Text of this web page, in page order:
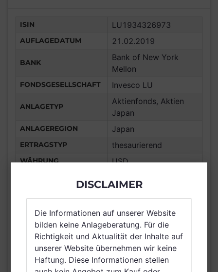
ISIN LU1934326973
AUFLAGEDATUM 21.02.2019
BANK
Bank of New York
Mellon
FONDSGESELLSCHAFT Invesco LU
ANLAGETYP
Aktienfonds, Aktien
Japan
ANLAGEREGION Japan
ERTRAGSTYP thesaurierend
WÄHRUNG USD
VERTRIEBSZULASSUNG
Deutschland, Spanien,
Luxemburg,
Vereinigtes Königreich
Großbritannien und
Nordirland, Österreich,
Schweiz, Belgien,
Netherlands (Kingdom
DISCLAIMER
Die Informationen auf unserer Website
bilden keine Anlageberatung. Für die
Richtigkeit und Aktualität der Inhalte auf
unserer Website übernehmen wir keine
Haftung. Diese Informationen stellen